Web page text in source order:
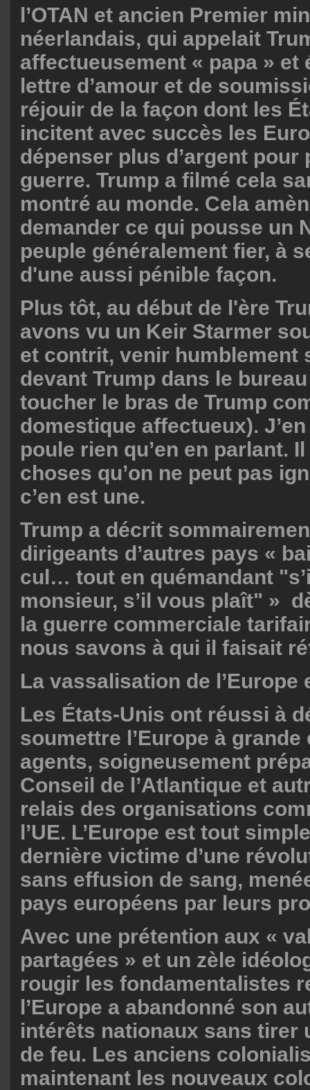
l’OTAN et ancien Premier
néerlandais, qui appelait
affectueusement « papa » et
lettre d’amour et de
réjouir de la façon dont les
incitent avec succès les
dépenser plus d’argent pour
guerre. Trump a filmé cela
montré au monde. Cela
demander ce qui pousse un
peuple généralement fier, à
d'une aussi pénible façon.
Plus tôt, au début de l'ère
avons vu un Keir Starmer
et contrit, venir humblement
devant Trump dans le
toucher le bras de Trump
domestique affectueux).
poule rien qu’en en parlant.
choses qu’on ne peut pas
c’en est une.
Trump a décrit
dirigeants d’autres pays «
cul… tout en quémandant
monsieur, s’il vous plaît" »
la guerre commerciale
nous savons à qui il faisait
La vassalisation de l’Europe
Les États-Unis ont réussi à
soumettre l’Europe à
agents, soigneusement
Conseil de l’Atlantique et
relais des organisations
l’UE. L’Europe est tout
dernière victime d’une
sans effusion de sang,
pays européens par leurs
Avec une prétention aux «
partagées » et un zèle
rougir les fondamentalistes
l’Europe a abandonné son
intérêts nationaux sans tirer
de feu. Les anciens
maintenant les nouveaux